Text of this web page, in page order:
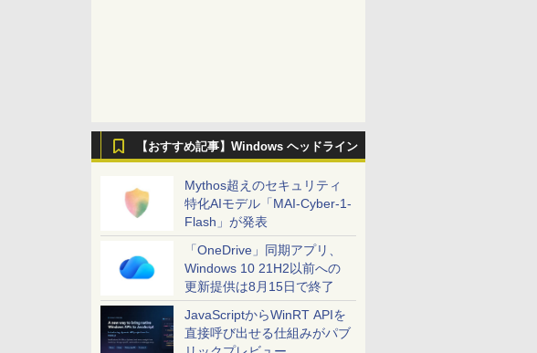
【おすすめ記事】Windows ヘッドライン
Mythos超えのセキュリティ
特化AIモデル「MAI-Cyber-1-
Flash」が発表
「OneDrive」同期アプリ、
Windows 10 21H2以前への
更新提供は8月15日で終了
JavaScriptからWinRT APIを
直接呼び出せる仕組みがパブ